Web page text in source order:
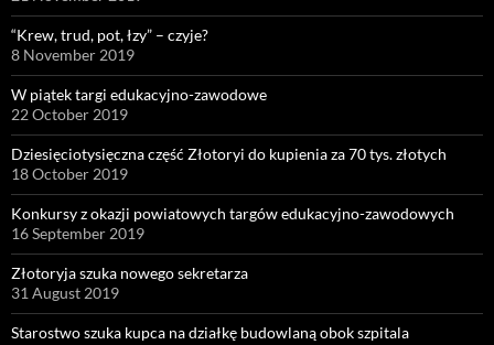
“Krew, trud, pot, łzy” – czyje?
8 November 2019
W piątek targi edukacyjno-zawodowe
22 October 2019
Dziesięciotysięczna część Złotoryi do kupienia za 70 tys. złotych
18 October 2019
Konkursy z okazji powiatowych targów edukacyjno-zawodowych
16 September 2019
Złotoryja szuka nowego sekretarza
31 August 2019
Starostwo szuka kupca na działkę budowlaną obok szpitala